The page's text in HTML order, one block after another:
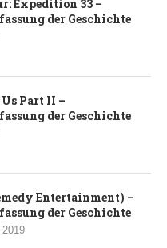
Expedition 33 –
der Geschichte
Part II –
der Geschichte
Entertainment) –
der Geschichte